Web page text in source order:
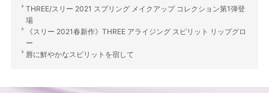
THREE/スリー 2021 スプリング メイクアップ コレクション第1弾登
場
《スリー 2021春新作》THREE アライジング スピリット リップグロ
ー
唇に鮮やかなスピリットを宿して